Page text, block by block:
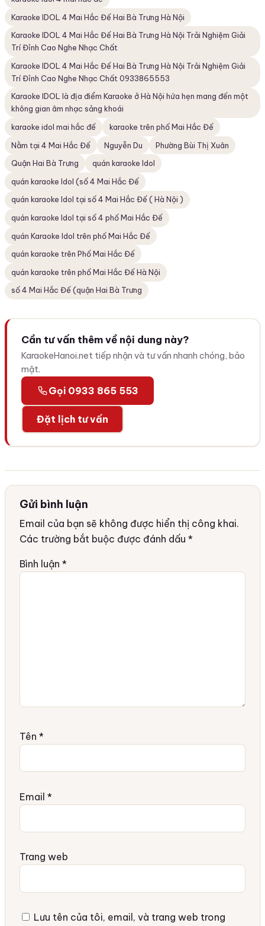
Karaoke IDOL 4 Mai Hắc Đế Hai Bà Trưng Hà Nội
Karaoke IDOL 4 Mai Hắc Đế Hai Bà Trưng Hà Nội Trải Nghiệm Giải
Trí Đỉnh Cao Nghe Nhạc Chất
Karaoke IDOL 4 Mai Hắc Đế Hai Bà Trưng Hà Nội Trải Nghiệm Giải
Trí Đỉnh Cao Nghe Nhạc Chất 0933865553
Karaoke IDOL là địa điểm Karaoke ở Hà Nội hứa hẹn mang đến một
không gian âm nhạc sảng khoái
karaoke idol mai hắc đế
karaoke trên phố Mai Hắc Đế
Nằm tại 4 Mai Hắc Đế
Nguyễn Du
Phường Bùi Thị Xuân
Quận Hai Bà Trưng
quán karaoke Idol
quán karaoke Idol (số 4 Mai Hắc Đế
quán karaoke Idol tại số 4 Mai Hắc Đế ( Hà Nội )
quán karaoke Idol tại số 4 phố Mai Hắc Đế
quán Karaoke Idol trên phố Mai Hắc Đế
quán karaoke trên Phố Mai Hắc Đế
quán karaoke trên phố Mai Hắc Đế Hà Nội
số 4 Mai Hắc Đế (quận Hai Bà Trưng
Cần tư vấn thêm về nội dung này?
KaraokeHanoi.net tiếp nhận và tư vấn nhanh chóng, bảo
mật.
Gọi 0933 865 553
Đặt lịch tư vấn
Gửi bình luận
Email của bạn sẽ không được hiển thị công khai.
Các trường bắt buộc được đánh dấu *
Bình luận *
Tên *
Email *
Trang web
Lưu tên của tôi, email, và trang web trong